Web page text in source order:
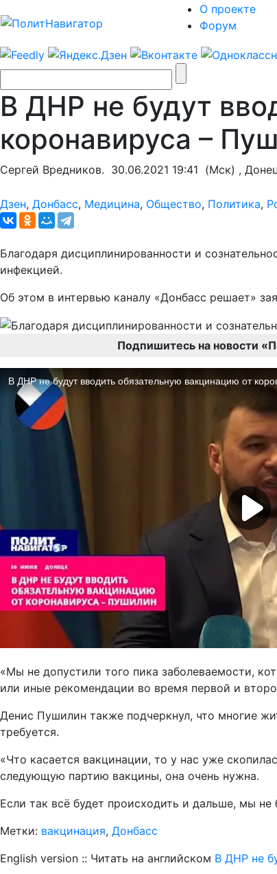
О проекте
Форум
В ДНР не будут
коронавируса –
Сергей Вредников. 30.06.2021 19:41 (Мск) ,
Дзен, Донбасс, Медицина, Общество, Политика,
Благодаря дисциплинированности и
инфекцией.
Об этом в интервью каналу «Донбасс решает»
Подпишитесь на новости
«Мы не допустили того пика заболеваемости,
или иные рекомендации во время первой и
Денис Пушилин также подчеркнул, что многие
требуется.
«Что касается вакцинации, то у нас уже
следующую партию вакцины, она очень нужна.
Если так всё будет происходить и дальше, мы
Метки: вакцинация, Донбасс
English version :: Читать на английском В ДНР не